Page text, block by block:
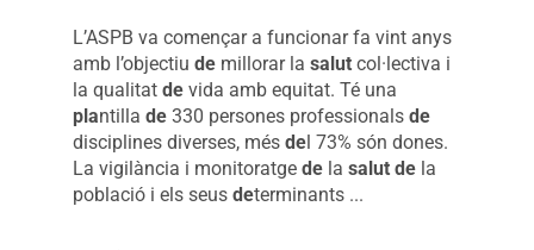
L’ASPB va començar a funcionar fa vint anys
amb l’objectiu demillorar la salutcol·lectiva i
la qualitat devida amb equitat. Té una
plantilla de330 persones professionals de
disciplines diverses, més del 73% són dones.
La vigilància i monitoratge dela salut dela
població i els seus determinants ...